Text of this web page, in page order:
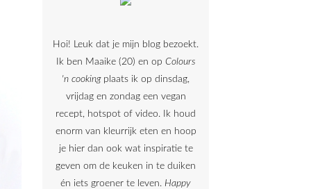
Hoi! Leuk dat je mijn blog bezoekt.
Ik ben Maaike (20) en op Colours
'n cookingplaats ik op dinsdag,
vrijdag en zondag een vegan
recept, hotspot of video. Ik houd
enorm van kleurrijk eten en hoop
je hier dan ook wat inspiratie te
geven om de keuken in te duiken
én iets groener te leven. Happy